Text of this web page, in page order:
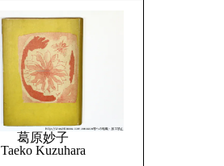
葛原妙子
Taeko Kuzuhara